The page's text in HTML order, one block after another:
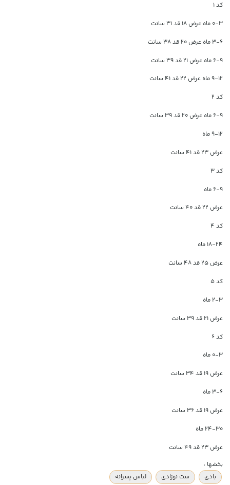
کد ۱
0-3 ماه عرض 18 قد 31 سانت
3-6 ماه عرض 20 قد 38 سانت
۶-۹ ماه عرض ۲۱ قد ۳۹ سانت
۹-۱۲ ماه عرض ۲۲ قد ۴۱ سانت
کد ۲
۶-۹ ماه عرض ۲۰ قد ۳۹ سانت
۹-۱۲ ماه
عرض ۲۳ قد ۴۱ سانت
کد ۳
۶-۹ ماه
عرض ۲۲ قد ۴۰ سانت
کد ۴
۱۸-۲۴ ماه
عرض ۲۵ قد ۴۸ سانت
کد ۵
۲-۳ ماه
عرض ۲۱ قد ۳۹ سانت
کد ۶
۰-۳ ماه
عرض ۱۹ قد ۳۴ سانت
۳-۶ ماه
عرض ۱۹ قد ۳۶ سانت
۲۴-۳۰ ماه
عرض ۲۳ قد ۴۹ سانت
بخشها :
بادی
ست نوزادی لباس پسرانه